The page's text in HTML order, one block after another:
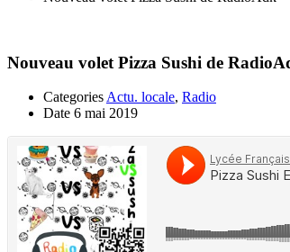
Nouveau volet Pizza Sushi de
Categories Actu. locale, Radio
Date 6 mai 2019